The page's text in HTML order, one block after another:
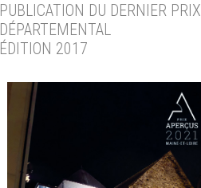
PUBLICATION DU DERNIER PRIX
DÉPARTEMENTAL
ÉDITION 2017